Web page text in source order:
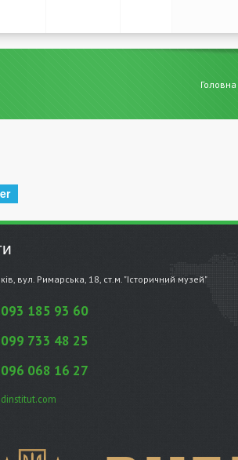
Головна
вул. Римарська, 18, ст.м. "Історичний музей"
185 93 60
733 48 25
068 16 27